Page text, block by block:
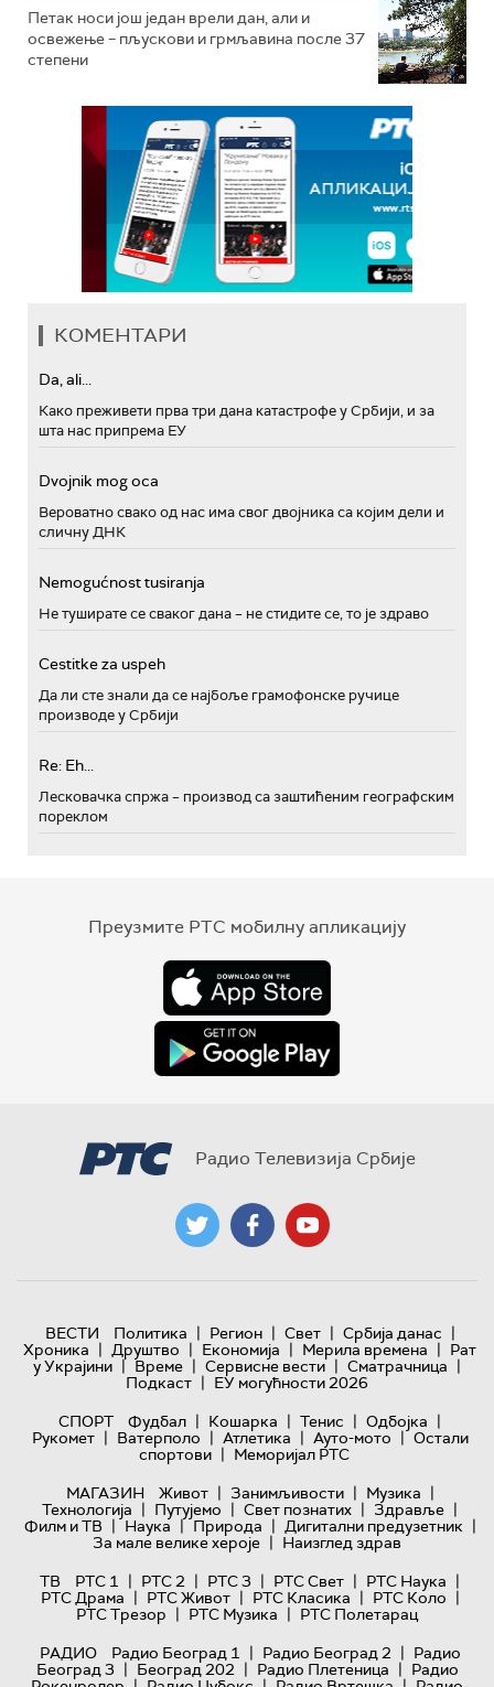
Петак носи још један врели дан, али и
освежење – пљускови и грмљавина после 37
степени
КОМЕНТАРИ
Da, ali...
Како преживети прва три дана катастрофе у Србији, и за
шта нас припрема ЕУ
Dvojnik mog oca
Вероватно свако од нас има свог двојника са којим дели и
сличну ДНК
Nemogućnost tusiranja
Не туширате се сваког дана – не стидите се, то је здраво
Cestitke za uspeh
Да ли сте знали да се најбоље грамофонске ручице
производе у Србији
Re: Eh...
Лесковачка спржа – производ са заштићеним географским
пореклом
Преузмите РТС мобилну апликацију
Радио Телевизија Србије
ВЕСТИ Политика | Регион | Свет | Србија данас |
Хроника | Друштво | Економија | Мерила времена | Рат
у Украјини | Време | Сервисне вести | Сматрачница |
Подкаст | ЕУ могућности 2026
СПОРТ
Фудбал | Кошарка | Тенис | Одбојка |
Рукомет | Ватерполо | Атлетика | Ауто-мото | Остали
спортови | Меморијал РТС
МАГАЗИН
Живот | Занимљивости | Музика |
Технологијa | Путујемо | Свет познатих | Здравље |
Филм и ТВ | Наука | Природа | Дигитални предузетник |
За мале велике хероје | Наизглед здрав
ТВ
РТС 1 | РТС 2 | РТС 3 | РТС Свет | РТС Наука |
РТС Драма | РТС Живот | РТС Класика | РТС Коло |
РТС Трезор | РТС Музика | РТС Полетарац
РАДИО
Радио Београд 1 | Радио Београд 2 | Радио
Београд 3 | Београд 202 | Радио Плетеница | Радио